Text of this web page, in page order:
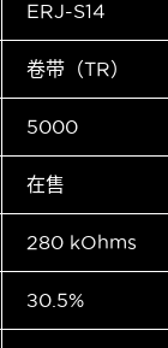
ERJ-S14
卷带（TR）
5000
在售
280 kOhms
±0.5%